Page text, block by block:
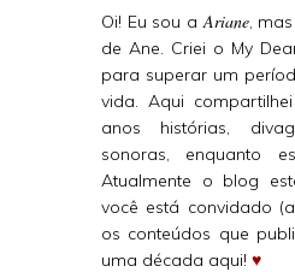
Oi! Eu sou a Ariane,
de Ane. Criei o My
para superar um
vida. Aqui
anos histórias,
sonoras, enquanto
Atualmente o blog
você está convidado
os conteúdos que
uma década aqui! ♥